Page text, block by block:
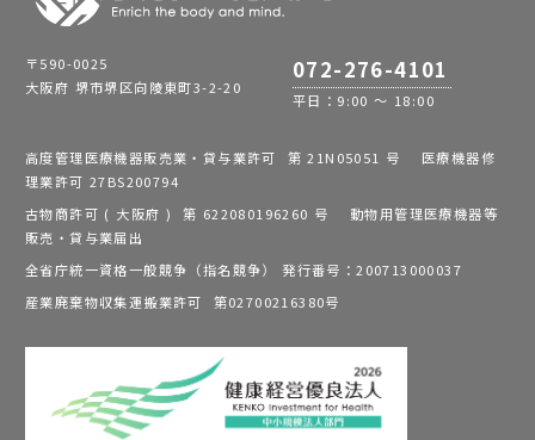
〒590-0025
大阪府 堺市堺区向陵東町3-2-20
072-276-4101
平日：9:00 ～ 18:00
高度管理医療機器販売業・貸与業許可 第 21N05051 号 医療機器修
理業許可 27BS200794
古物商許可 ( 大阪府 ) 第 622080196260 号 動物用管理医療機器等
販売・貸与業届出
全省庁統一資格一般競争（指名競争） 発行番号：200713000037
産業廃棄物収集運搬業許可 第02700216380号